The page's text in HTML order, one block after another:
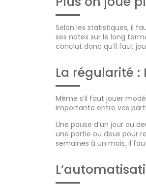
Selon les statistiques, il
ses notes sur le long
conclut donc qu’il faut
La régularité :
Même s’il faut jouer
importante entre vos
Une pause d’un jour ou
une partie ou deux pour
semaines à un mois, il